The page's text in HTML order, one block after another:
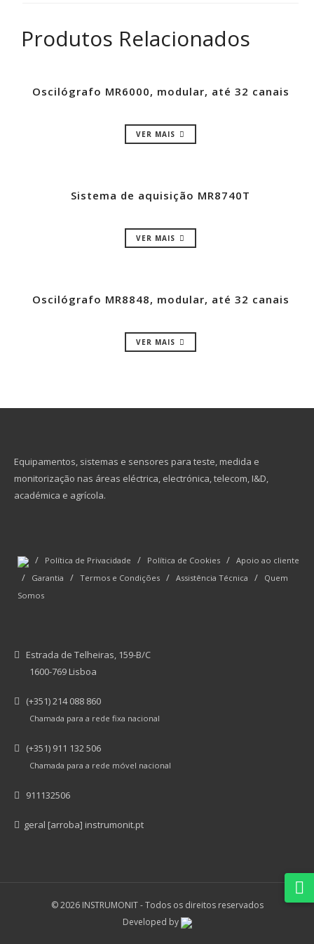
Produtos Relacionados
Oscilógrafo MR6000, modular, até 32 canais
VER MAIS
Sistema de aquisição MR8740T
VER MAIS
Oscilógrafo MR8848, modular, até 32 canais
VER MAIS
Equipamentos, sistemas e sensores para teste, medida e
monitorização nas áreas eléctrica, electrónica, telecom, I&D,
académica e agrícola.
/ Política de Privacidade / Política de Cookies / Apoio ao cliente
/ Garantia / Termos e Condições / Assistência Técnica /
Quem
Somos
Estrada de Telheiras, 159-B/C
1600-769 Lisboa
(+351) 214 088 860
Chamada para a rede fixa nacional
(+351) 911 132 506
Chamada para a rede móvel nacional
911132506
geral [arroba] instrumonit.pt
© 2026 INSTRUMONIT -Todos os direitos reservados
Developed by